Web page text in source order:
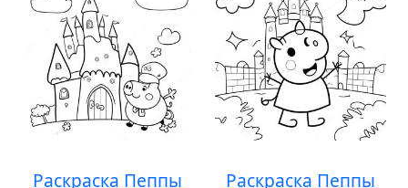
Раскраска Пеппы
Раскраска Пеппы